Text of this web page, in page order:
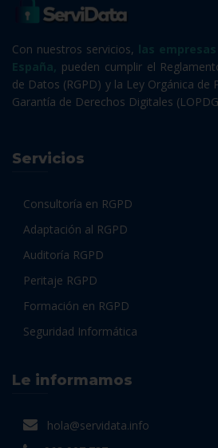
Con nuestros servicios, las
España, pueden cumplir el
de Datos (RGPD) y la Ley Orgánica
Garantía de Derechos Digitales
Servicios
Consultoría en RGPD
Adaptación al RGPD
Auditoría RGPD
Peritaje RGPD
Formación en RGPD
Seguridad Informática
Le informamos
hola@servidata.info